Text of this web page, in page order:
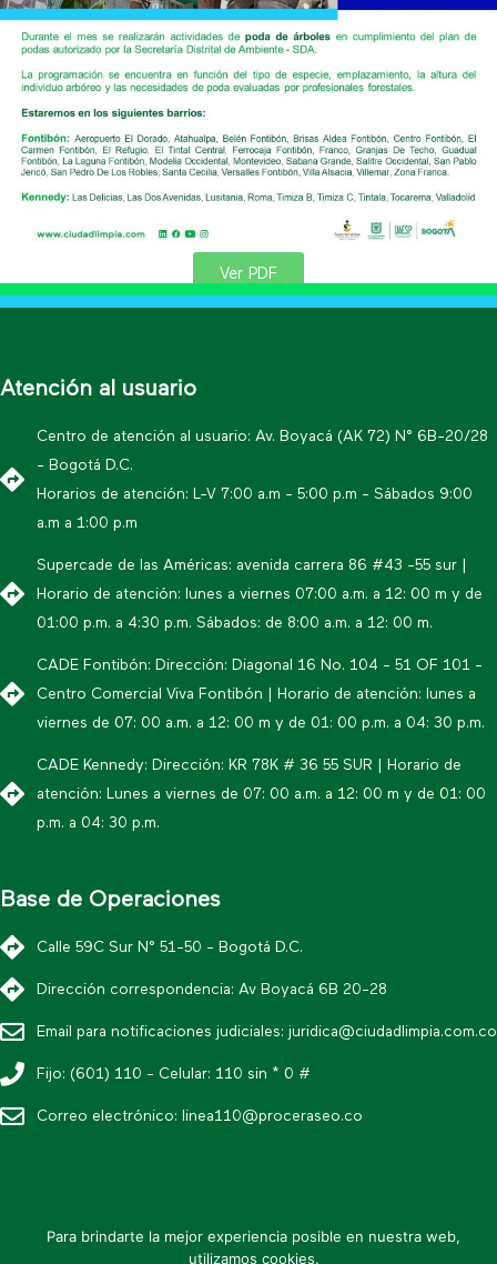
Ver PDF
Atención al usuario
Centro de atención al usuario: Av. Boyacá (AK 72) N° 6B-20/28
- Bogotá D.C.
Horarios de atención: L-V 7:00 a.m - 5:00 p.m - Sábados 9:00
a.m a 1:00 p.m
Supercade de las Américas: avenida carrera 86 #43 -55 sur |
Horario de atención: lunes a viernes 07:00 a.m. a 12: 00 m y de
01:00 p.m. a 4:30 p.m. Sábados: de 8:00 a.m. a 12: 00 m.
CADE Fontibón: Dirección: Diagonal 16 No. 104 - 51 OF 101 -
Centro Comercial Viva Fontibón | Horario de atención: lunes a
viernes de 07: 00 a.m. a 12: 00 m y de 01: 00 p.m. a 04: 30 p.m.
CADE Kennedy: Dirección: KR 78K # 36 55 SUR | Horario de
atención: Lunes a viernes de 07: 00 a.m. a 12: 00 m y de 01: 00
p.m. a 04: 30 p.m.
Base de Operaciones
Calle 59C Sur N° 51-50 - Bogotá D.C.
Dirección correspondencia: Av Boyacá 6B 20-28
Email para notificaciones judiciales: juridica@ciudadlimpia.com.co
Fijo: (601) 110 - Celular: 110 sin * 0 #
Correo electrónico: linea110@proceraseo.co
* Política editorial y condiciones de uso
* Política de datos personales
Para brindarte la mejor experiencia posible en nuestra web,
utilizamos cookies.